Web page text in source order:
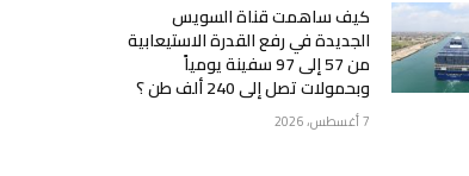
كيف ساهمت قناة السويس
الجديدة في رفع القدرة الاستيعابية
من 57 إلى 97 سفينة يومياً
وبحمولات تصل إلى 240 ألف طن ؟
7 أغسطس، 2026